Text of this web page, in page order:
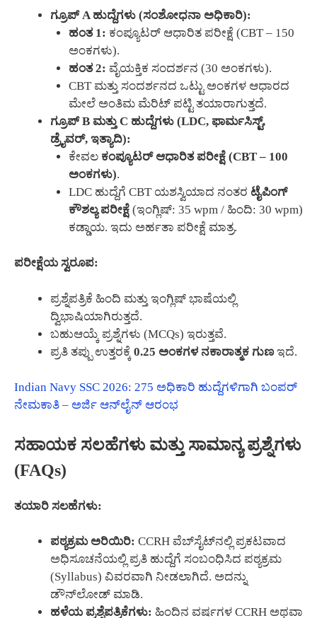
ಗ್ರೂಪ್ A ಹುದ್ದೆಗಳು (ಸಂಶೋಧನಾ ಅಧಿಕಾರಿ):
ಹಂತ 1: ಕಂಪ್ಯೂಟರ್ ಆಧಾರಿತ ಪರೀಕ್ಷೆ (CBT – 150
ಅಂಕಗಳು).
ಹಂತ 2: ವೈಯಕ್ತಿಕ ಸಂದರ್ಶನ (30 ಅಂಕಗಳು).
CBT ಮತ್ತು ಸಂದರ್ಶನದ ಒಟ್ಟು ಅಂಕಗಳ ಆಧಾರದ
ಮೇಲೆ ಅಂತಿಮ ಮೆರಿಟ್ ಪಟ್ಟಿ ತಯಾರಾಗುತ್ತದೆ.
ಗ್ರೂಪ್ B ಮತ್ತು C ಹುದ್ದೆಗಳು (LDC, ಫಾರ್ಮಸಿಸ್ಟ್,
ಡ್ರೈವರ್, ಇತ್ಯಾದಿ):
ಕೇವಲ ಕಂಪ್ಯೂಟರ್ ಆಧಾರಿತ ಪರೀಕ್ಷೆ (CBT – 100
ಅಂಕಗಳು).
LDC ಹುದ್ದೆಗೆ CBT ಯಶಸ್ವಿಯಾದ ನಂತರ ಟೈಪಿಂಗ್
ಕೌಶಲ್ಯ ಪರೀಕ್ಷೆ(ಇಂಗ್ಲಿಷ್: 35 wpm / ಹಿಂದಿ: 30 wpm)
ಕಡ್ಡಾಯ. ಇದು ಅರ್ಹತಾ ಪರೀಕ್ಷೆ ಮಾತ್ರ.
ಪರೀಕ್ಷೆಯ ಸ್ವರೂಪ:
ಪ್ರಶ್ನೆಪತ್ರಿಕೆ ಹಿಂದಿ ಮತ್ತು ಇಂಗ್ಲಿಷ್ ಭಾಷೆಯಲ್ಲಿ
ದ್ವಿಭಾಷಿಯಾಗಿರುತ್ತದೆ.
ಬಹುಆಯ್ಕೆ ಪ್ರಶ್ನೆಗಳು (MCQs) ಇರುತ್ತವೆ.
ಪ್ರತಿ ತಪ್ಪು ಉತ್ತರಕ್ಕೆ 0.25 ಅಂಕಗಳ ನಕಾರಾತ್ಮಕ ಗುಣಇದೆ.
Indian Navy SSC 2026: 275 ಅಧಿಕಾರಿ ಹುದ್ದೆಗಳಿಗಾಗಿ ಬಂಪರ್
ನೇಮಕಾತಿ – ಅರ್ಜಿ ಆನ್‌ಲೈನ್ ಆರಂಭ
ಸಹಾಯಕ ಸಲಹೆಗಳು ಮತ್ತು ಸಾಮಾನ್ಯ ಪ್ರಶ್ನೆಗಳು
(FAQs)
ತಯಾರಿ ಸಲಹೆಗಳು:
ಪಠ್ಯಕ್ರಮ ಅರಿಯಿರಿ: CCRH ವೆಬ್‌ಸೈಟ್‌ನಲ್ಲಿ ಪ್ರಕಟವಾದ
ಅಧಿಸೂಚನೆಯಲ್ಲಿ ಪ್ರತಿ ಹುದ್ದೆಗೆ ಸಂಬಂಧಿಸಿದ ಪಠ್ಯಕ್ರಮ
(Syllabus) ವಿವರವಾಗಿ ನೀಡಲಾಗಿದೆ. ಅದನ್ನು
ಡೌನ್‌ಲೋಡ್ ಮಾಡಿ.
ಹಳೆಯ ಪ್ರಶ್ನೆಪತ್ರಿಕೆಗಳು: ಹಿಂದಿನ ವರ್ಷಗಳ CCRH ಅಥವಾ